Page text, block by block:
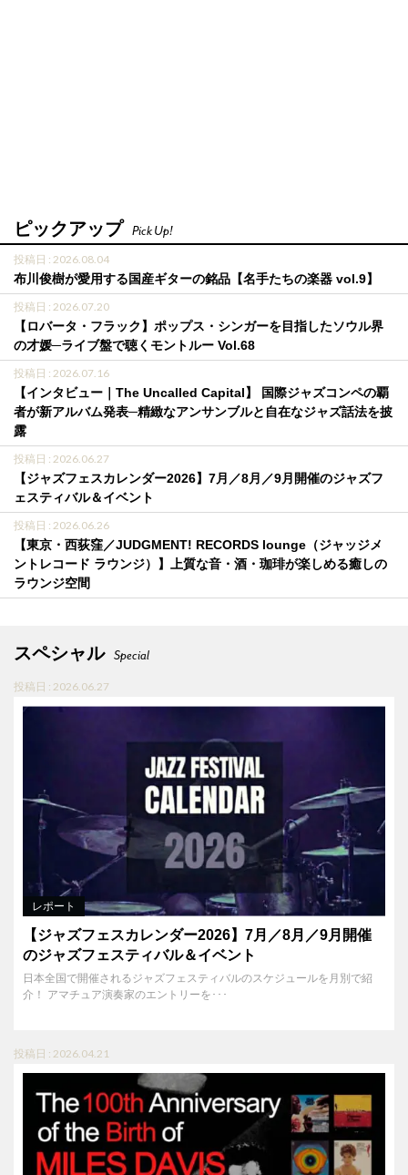
ピックアップ Pick Up!
投稿日 : 2026.08.04
布川俊樹が愛用する国産ギターの銘品【名手たちの楽器 vol.9】
投稿日 : 2026.07.20
【ロバータ・フラック】ポップス・シンガーを目指したソウル界
の才媛─ライブ盤で聴くモントルー Vol.68
投稿日 : 2026.07.16
【インタビュー｜The Uncalled Capital】 国際ジャズコンペの覇
者が新アルバム発表─精緻なアンサンブルと自在なジャズ話法を披
露
投稿日 : 2026.06.27
【ジャズフェスカレンダー2026】7月／8月／9月開催のジャズフ
ェスティバル＆イベント
投稿日 : 2026.06.26
【東京・西荻窪／JUDGMENT! RECORDS lounge（ジャッジメ
ントレコード ラウンジ）】上質な音・酒・珈琲が楽しめる癒しの
ラウンジ空間
スペシャル Special
投稿日 : 2026.06.27
レポート
【ジャズフェスカレンダー2026】7月／8月／9月開催
のジャズフェスティバル＆イベント
日本全国で開催されるジャズフェスティバルのスケジュールを月別で紹
介！ アマチュア演奏家のエントリーを･･･
投稿日 : 2026.04.21